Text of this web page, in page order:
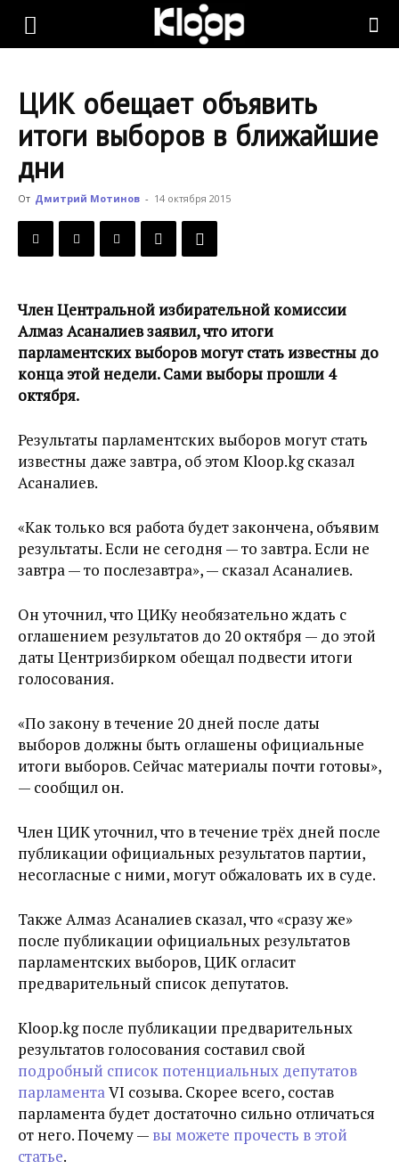
KLOOP.KG
Новости
Кыргызстана
ЦИК обещает объявить
итоги выборов в ближайшие
дни
От Дмитрий Мотинов - 14 октября 2015
Член Центральной избирательной комиссии
Алмаз Асаналиев заявил, что итоги
парламентских выборов могут стать известны до
конца этой недели. Сами выборы прошли 4
октября.
Результаты парламентских выборов могут стать
известны даже завтра, об этом Kloop.kg сказал
Асаналиев.
«Как только вся работа будет закончена, объявим
результаты. Если не сегодня — то завтра. Если не
завтра — то послезавтра», — сказал Асаналиев.
Он уточнил, что ЦИКу необязательно ждать с
оглашением результатов до 20 октября — до этой
даты Центризбирком обещал подвести итоги
голосования.
«По закону в течение 20 дней после даты
выборов должны быть оглашены официальные
итоги выборов. Сейчас материалы почти готовы»,
— сообщил он.
Член ЦИК уточнил, что в течение трёх дней после
публикации официальных результатов партии,
несогласные с ними, могут обжаловать их в суде.
Также Алмаз Асаналиев сказал, что «сразу же»
после публикации официальных результатов
парламентских выборов, ЦИК огласит
предварительный список депутатов.
Kloop.kg после публикации предварительных
результатов голосования составил свой
подробный список потенциальных депутатов
парламентаVI созыва. Скорее всего, состав
парламента будет достаточно сильно отличаться
от него. Почему — вы можете прочесть в этой
статье.